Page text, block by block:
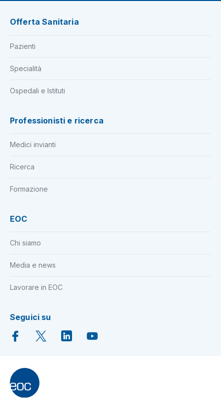
Offerta Sanitaria
Pazienti
Specialità
Ospedali e Istituti
Professionisti e ricerca
Medici invianti
Ricerca
Formazione
EOC
Chi siamo
Media e news
Lavorare in EOC
Seguici su